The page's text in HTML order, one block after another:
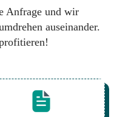
Anfrage und wir
auseinander.